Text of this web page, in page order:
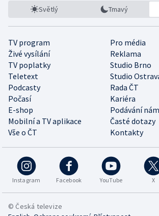
Světlý Tmavý
TV program
Pro média
Živé vysílání
Reklama
TV poplatky
Studio Brno
Teletext
Studio
Podcasty
Rada ČT
Počasí
Kariéra
E-shop
Podávání
Mobilní a TV aplikace
Časté dotazy
Vše o ČT
Kontakty
Instagram Facebook YouTube X
© Česká televize